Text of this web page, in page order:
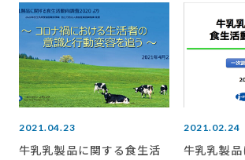
2021.04.23
牛乳乳製品に関する食生活
2021.02.24
牛乳乳製